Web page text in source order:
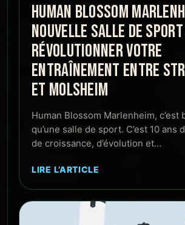
HUMAN BLOSSOM
NOUVELLE SALLE DE
RÉVOLUTIONNER VOTRE
ENTRAÎNEMENT ENTRE
ET MOLSHEIM
Human Blossom Marlenheim, c’est
qu’une salle de sport. C’est 10 ans
de croissance, d’évolution et…
LIRE L’ARTICLE